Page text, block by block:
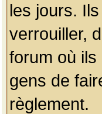
les jours.
verrouiller,
forum où
gens de
règlement.